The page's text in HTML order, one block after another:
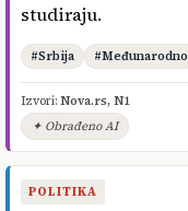
studiraju.
#Srbija #Međunarodno
Izvori: Nova.rs, N1
✦ Obrađeno AI
POLITIKA